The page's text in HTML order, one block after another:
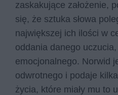
zaskakujące założenie,
się, że sztuka słowa
największej ich ilości w
oddania danego
emocjonalnego. Norwid
odwrotnego i podaje
życia, które miały mu to